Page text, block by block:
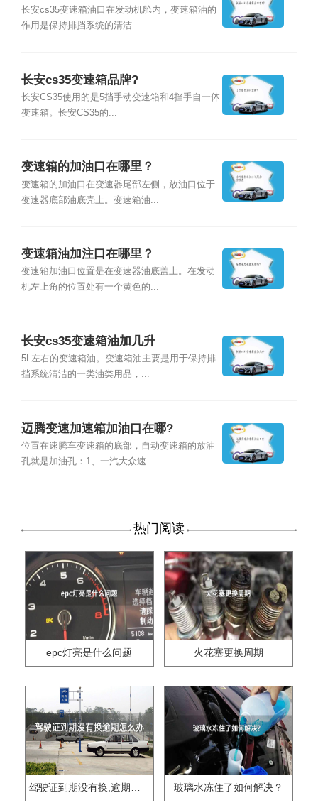
长安cs35变速箱油口在发动机舱内，变速箱油的
作用是保持排挡系统的清洁...
长安cs35变速箱品牌?
长安CS35使用的是5挡手动变速箱和4挡手自一体
变速箱。长安CS35的...
变速箱的加油口在哪里？
变速箱的加油口在变速器尾部左侧，放油口位于
变速器底部油底壳上。变速箱油...
变速箱油加注口在哪里？
变速箱加油口位置是在变速器油底盖上。在发动
机左上角的位置处有一个黄色的...
长安cs35变速箱油加几升
5L左右的变速箱油。变速箱油主要是用于保持排
挡系统清洁的一类油类用品，...
迈腾变速加速箱加油口在哪?
位置在速腾车变速箱的底部，自动变速箱的放油
孔就是加油孔：1、一汽大众速...
热门阅读
epc灯亮是什么问题 火花塞更换周期
驾驶证到期没有换,逾期怎么办?? 玻璃水冻住了如何解决？